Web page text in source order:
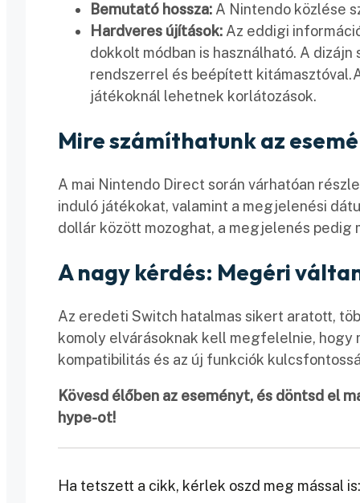
Bemutató hossza: A Nintendo közlése
Hardveres újítások: Az eddigi
dokkolt módban is használható. A
rendszerrel és beépített
játékoknál lehetnek korlátozások. ​
Mire számíthatunk az
A mai Nintendo Direct során várhatóan
induló játékokat, valamint a megjelenési
dollár között mozoghat, a megjelenés pedig
A nagy kérdés: Megéri
Az eredeti Switch hatalmas sikert aratott,
komoly elvárásoknak kell megfelelnie,
kompatibilitás és az új funkciók
Kövesd élőben az eseményt, és döntsd el
hype-ot!
Ha tetszett a cikk, kérlek oszd meg mással is: